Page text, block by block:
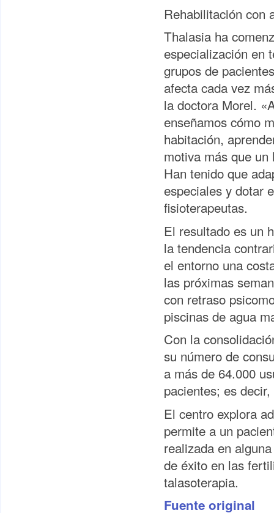
Rehabilitación con
Thalasia ha
especialización en
grupos de
afecta cada vez
la doctora Morel.
enseñamos cómo
habitación,
motiva más que
Han tenido que
especiales y dotar
fisioterapeutas.
El resultado es un
la tendencia
el entorno una
las próximas
con retraso
piscinas de agua
Con la
su número de
a más de 64.000
pacientes; es
El centro explora
permite a un
realizada en
de éxito en las
talasoterapia.
Fuente original